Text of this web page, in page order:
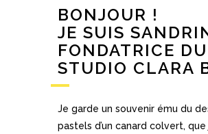
BONJOUR !
JE SUIS
FONDATRICE DU
STUDIO CLARA
Je garde un souvenir ému du
pastels d’un canard colvert, que